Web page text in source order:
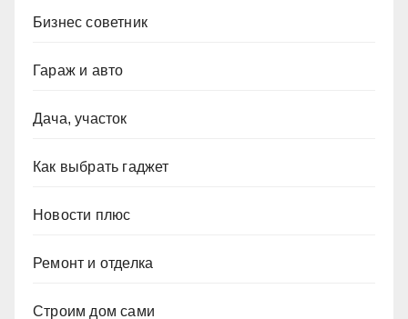
Бизнес советник
Гараж и авто
Дача, участок
Как выбрать гаджет
Новости плюс
Ремонт и отделка
Строим дом сами